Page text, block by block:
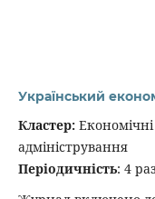
Український
Кластер:Економічні
адміністрування
Періодичність: 4